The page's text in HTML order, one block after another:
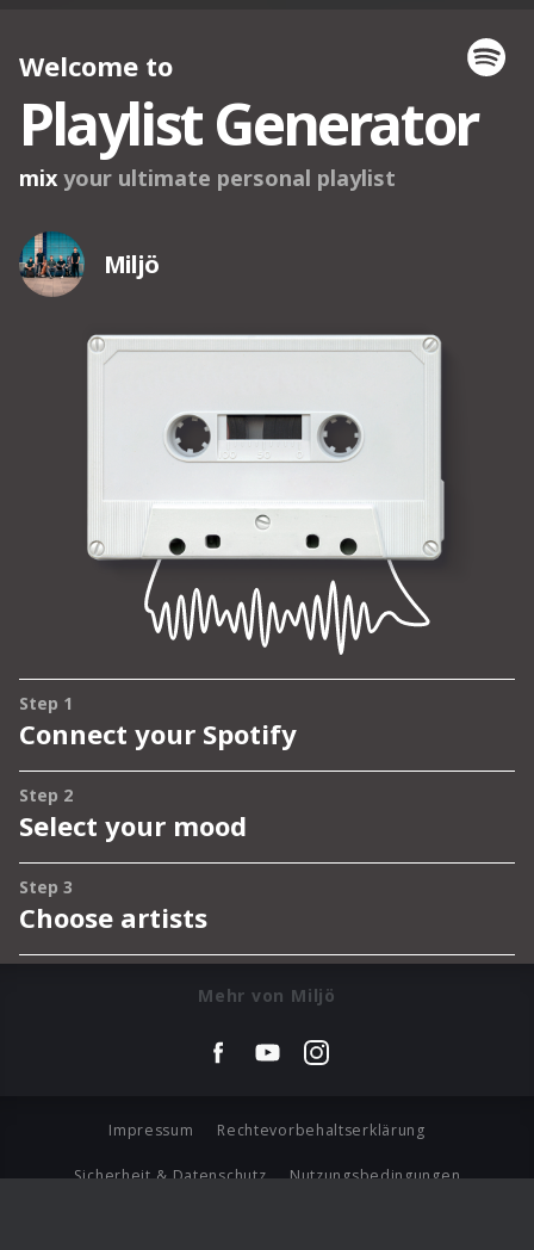
Mehr von Miljö
Impressum Rechtevorbehaltserklärung
Sicherheit & Datenschutz Nutzungsbedingungen